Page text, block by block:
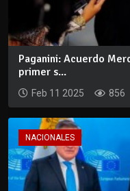
Paganini: Acuerdo
primer s...
Feb 11 2025 856
NACIONALES